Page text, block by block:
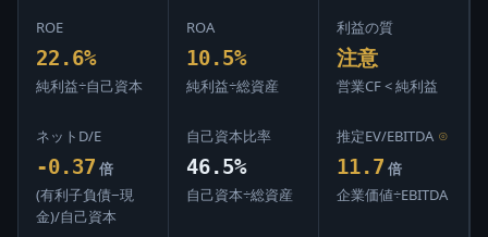
ROE
22.6%
純利益÷自己資本
ROA
10.5%
純利益÷総資産
利益の質
注意
営業CF < 純利益
ネットD/E
-0.37 倍
(有利子負債−現
金)/自己資本
自己資本比率
46.5%
自己資本÷総資産
推定EV/EBITDA ⊙
11.7 倍
企業価値÷EBITDA